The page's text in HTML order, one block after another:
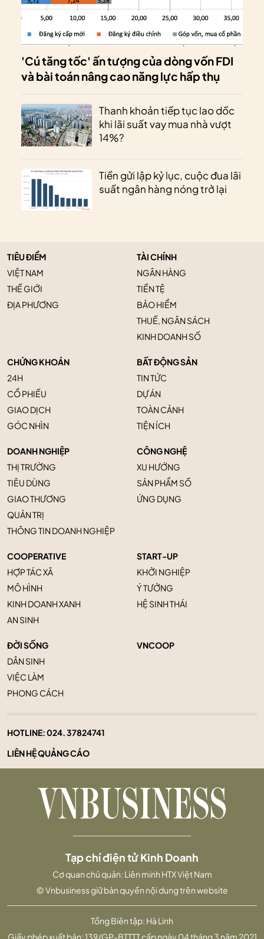
'Cú tăng tốc' ấn tượng của dòng vốn FDI
và bài toán nâng cao năng lực hấp thụ
Thanh khoản tiếp tục lao dốc
khi lãi suất vay mua nhà vượt
14%?
Tiền gửi lập kỷ lục, cuộc đua lãi
suất ngân hàng nóng trở lại
TIÊU ĐIỂM
VIỆT NAM
THẾ GIỚI
ĐỊA PHƯƠNG
TÀI CHÍNH
NGÂN HÀNG
TIỀN TỆ
BẢO HIỂM
THUẾ, NGÂN SÁCH
KINH DOANH SỐ
CHỨNG KHOÁN
24H
CỔ PHIẾU
GIAO DỊCH
GÓC NHÌN
BẤT ĐỘNG SẢN
TIN TỨC
DỰ ÁN
TOÀN CẢNH
TIỆN ÍCH
DOANH NGHIỆP
THỊ TRƯỜNG
TIÊU DÙNG
GIAO THƯƠNG
QUẢN TRỊ
THÔNG TIN DOANH NGHIỆP
CÔNG NGHỆ
XU HƯỚNG
SẢN PHẨM SỐ
ỨNG DỤNG
COOPERATIVE
HỢP TÁC XÃ
MÔ HÌNH
KINH DOANH XANH
AN SINH
START-UP
KHỞI NGHIỆP
Ý TƯỞNG
HỆ SINH THÁI
ĐỜI SỐNG
DÂN SINH
VIỆC LÀM
PHONG CÁCH
VNCOOP
HOTLINE:024. 37824741
LIÊN HỆ QUẢNG CÁO
Tổng Biên tập: Hà Linh
Giấy phép xuất bản: 139/GP-BTTTT cấp ngày 04 tháng 3 năm 2021
Tạp chí điện tử Kinh Doanh
Cơ quan chủ quản: Liên minh HTX Việt Nam
© Vnbusiness giữ bản quyền nội dung trên website